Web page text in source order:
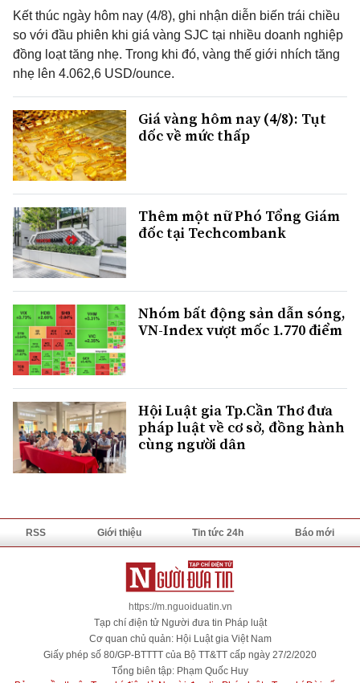
Kết thúc ngày hôm nay (4/8), ghi nhận diễn biến trái chiều
so với đầu phiên khi giá vàng SJC tại nhiều doanh nghiệp
đồng loạt tăng nhẹ. Trong khi đó, vàng thế giới nhích tăng
nhẹ lên 4.062,6 USD/ounce.
Giá vàng hôm nay (4/8): Tụt
dốc về mức thấp
Thêm một nữ Phó Tổng Giám
đốc tại Techcombank
Nhóm bất động sản dẫn sóng,
VN-Index vượt mốc 1.770 điểm
Hội Luật gia Tp.Cần Thơ đưa
pháp luật về cơ sở, đồng hành
cùng người dân
RSS Giới thiệu Tin tức 24h Báo mới
https://m.nguoiduatin.vn
Tạp chí điện tử Người đưa tin Pháp luật
Cơ quan chủ quản: Hội Luật gia Việt Nam
Giấy phép số 80/GP-BTTTT của Bộ TT&TT cấp ngày 27/2/2020
Tổng biên tập: Phạm Quốc Huy